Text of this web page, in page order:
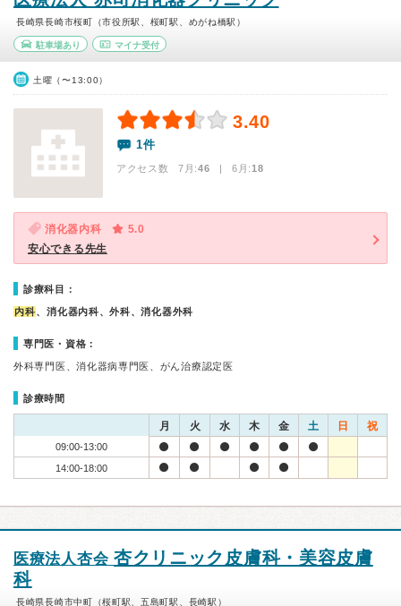
長崎県長崎市桜町（市役所駅、桜町駅、めがね橋駅）
駐車場あり マイナ受付
土曜（〜13:00）
3.40
1件
アクセス数 7月:46 | 6月:18
消化器内科
5.0
安心できる先生
診療科目：
内科、消化器内科、外科、消化器外科
専門医・資格：
外科専門医、消化器病専門医、がん治療認定医
診療時間
月 火 水 木 金 土 日 祝
09:00-13:00
14:00-18:00
医療法人杏会 杏クリニック皮膚科・美容皮膚
科
長崎県長崎市中町（桜町駅、五島町駅、長崎駅）